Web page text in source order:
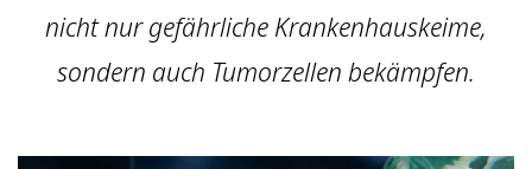
nicht nur gefährliche Krankenhauskeime,
sondern auch Tumorzellen bekämpfen.